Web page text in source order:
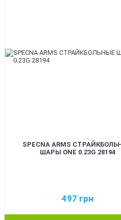
SPECNA ARMS
ШАРЫ ONE 0.23G 28194
497 грн